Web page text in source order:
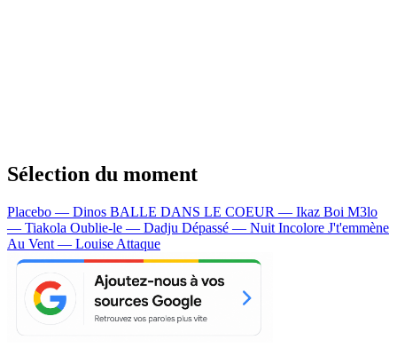
Sélection du moment
Placebo — Dinos BALLE DANS LE COEUR — Ikaz Boi M3lo
— Tiakola Oublie-le — Dadju Dépassé — Nuit Incolore J't'emmène
Au Vent — Louise Attaque